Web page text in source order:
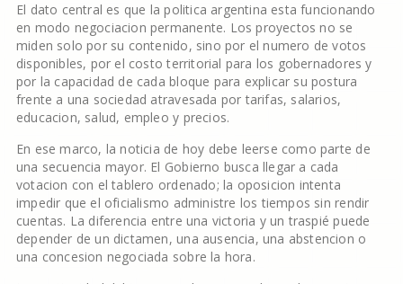
El dato central es que la politica argentina esta funcionando
en modo negociacion permanente. Los proyectos no se
miden solo por su contenido, sino por el numero de votos
disponibles, por el costo territorial para los gobernadores y
por la capacidad de cada bloque para explicar su postura
frente a una sociedad atravesada por tarifas, salarios,
educacion, salud, empleo y precios.
En ese marco, la noticia de hoy debe leerse como parte de
una secuencia mayor. El Gobierno busca llegar a cada
votacion con el tablero ordenado; la oposicion intenta
impedir que el oficialismo administre los tiempos sin rendir
cuentas. La diferencia entre una victoria y un traspié puede
depender de un dictamen, una ausencia, una abstencion o
una concesion negociada sobre la hora.